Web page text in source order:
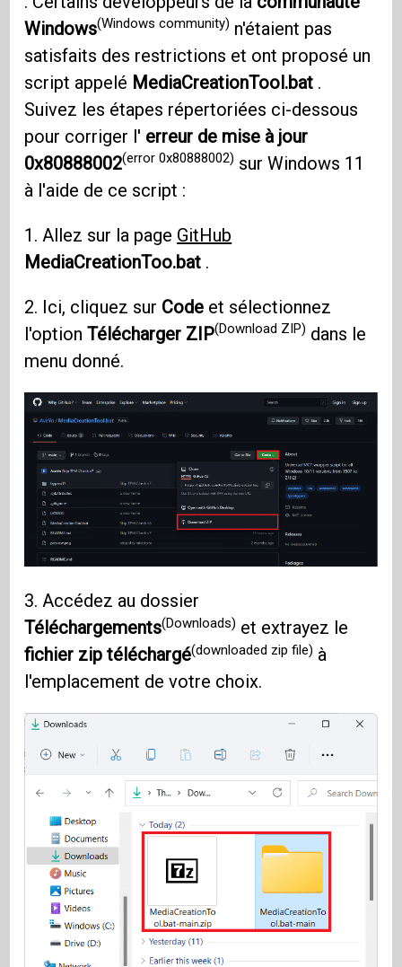
Windows(Windows community) n'étaient pas
satisfaits des restrictions et ont proposé un
script appelé MediaCreationTool.bat .
Suivez les étapes répertoriées ci-dessous
pour corriger l' erreur de mise à jour
0x80888002(error 0x80888002) sur Windows 11
à l'aide de ce script :
1. Allez sur la page GitHub
MediaCreationToo.bat .
2. Ici, cliquez sur Code et sélectionnez
l'optionTélécharger ZIP(Download ZIP) dans le
menu donné.
3. Accédez au dossier
Téléchargements(Downloads) et extrayez le
fichier zip téléchargé(downloaded zip file) à
l'emplacement de votre choix.